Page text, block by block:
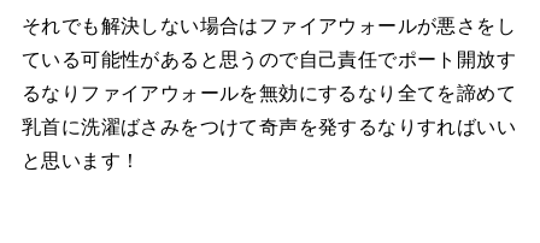
それでも解決しない場合はファイアウォールが悪さをし
ている可能性があると思うので自己責任でポート開放す
るなりファイアウォールを無効にするなり全てを諦めて
乳首に洗濯ばさみをつけて奇声を発するなりすればいい
と思います！